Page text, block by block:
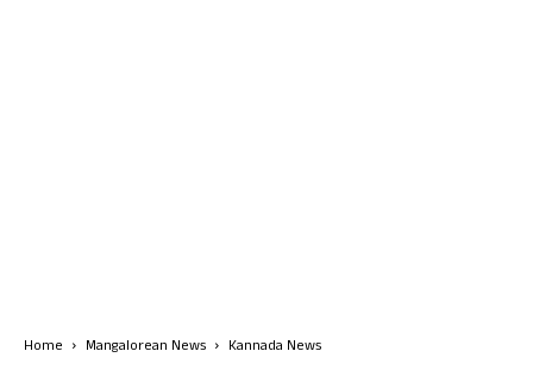
Home Mangalorean News Kannada News